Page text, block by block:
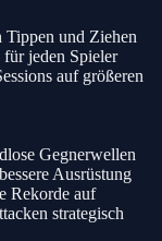
Tippen und Ziehen
für jeden Spieler
auf größeren
Gegnerwellen
Ausrüstung
Rekorde auf
strategisch